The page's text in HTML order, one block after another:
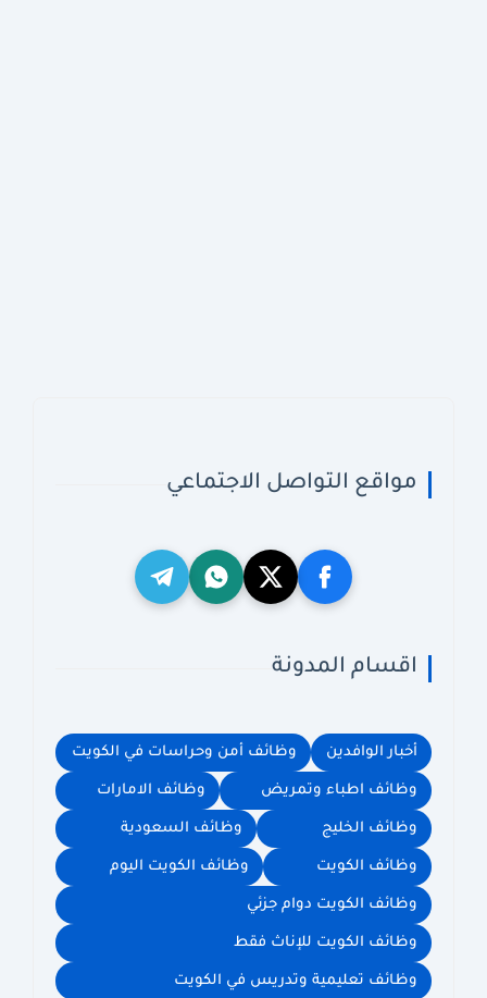
مواقع التواصل الاجتماعي
اقسام المدونة
أخبار الوافدين وظائف أمن وحراسات في الكويت
وظائف اطباء وتمريض وظائف الامارات
وظائف الخليج وظائف السعودية
وظائف الكويت وظائف الكويت اليوم
وظائف الكويت دوام جزئي
وظائف الكويت للإناث فقط
وظائف تعليمية وتدريس في الكويت